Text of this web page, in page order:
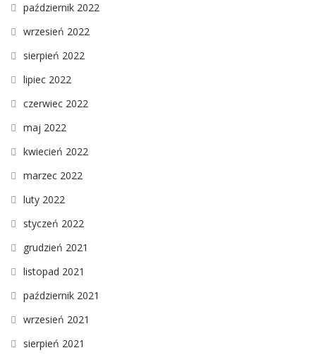
październik 2022
wrzesień 2022
sierpień 2022
lipiec 2022
czerwiec 2022
maj 2022
kwiecień 2022
marzec 2022
luty 2022
styczeń 2022
grudzień 2021
listopad 2021
październik 2021
wrzesień 2021
sierpień 2021